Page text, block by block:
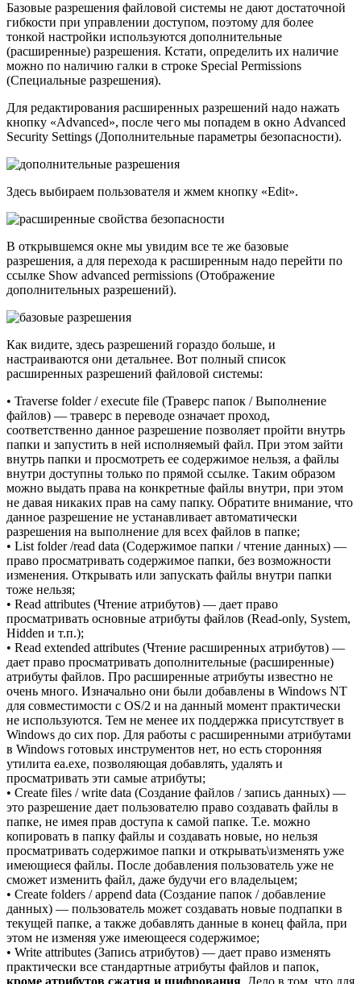
Базовые разрешения файловой системы не дают достаточной
гибкости при управлении доступом, поэтому для более
тонкой настройки используются дополнительные
(расширенные) разрешения. Кстати, определить их наличие
можно по наличию галки в строке Special Permissions
(Специальные разрешения).
Для редактирования расширенных разрешений надо нажать
кнопку «Advanced», после чего мы попадем в окно Advanced
Security Settings (Дополнительные параметры безопасности).
Здесь выбираем пользователя и жмем кнопку «Edit».
В открывшемся окне мы увидим все те же базовые
разрешения, а для перехода к расширенным надо перейти по
ссылке Show advanced permissions (Отображение
дополнительных разрешений).
Как видите, здесь разрешений гораздо больше, и
настраиваются они детальнее. Вот полный список
расширенных разрешений файловой системы:
• Traverse folder / execute file (Траверс папок / Выполнение
файлов) — траверс в переводе означает проход,
соответственно данное разрешение позволяет пройти внутрь
папки и запустить в ней исполняемый файл. При этом зайти
внутрь папки и просмотреть ее содержимое нельзя, а файлы
внутри доступны только по прямой ссылке. Таким образом
можно выдать права на конкретные файлы внутри, при этом
не давая никаких прав на саму папку. Обратите внимание, что
данное разрешение не устанавливает автоматически
разрешения на выполнение для всех файлов в папке;
• List folder /read data (Содержимое папки / чтение данных) —
право просматривать содержимое папки, без возможности
изменения. Открывать или запускать файлы внутри папки
тоже нельзя;
• Read attributes (Чтение атрибутов) — дает право
просматривать основные атрибуты файлов (Read-only, System,
Hidden и т.п.);
• Read extended attributes (Чтение расширенных атрибутов) —
дает право просматривать дополнительные (расширенные)
атрибуты файлов. Про расширенные атрибуты известно не
очень много. Изначально они были добавлены в Windows NT
для совместимости с OS/2 и на данный момент практически
не используются. Тем не менее их поддержка присутствует в
Windows до сих пор. Для работы с расширенными атрибутами
в Windows готовых инструментов нет, но есть сторонняя
утилита ea.exe, позволяющая добавлять, удалять и
просматривать эти самые атрибуты;
• Create files / write data (Создание файлов / запись данных) —
это разрешение дает пользователю право создавать файлы в
папке, не имея прав доступа к самой папке. Т.е. можно
копировать в папку файлы и создавать новые, но нельзя
просматривать содержимое папки и открывать\изменять уже
имеющиеся файлы. После добавления пользователь уже не
сможет изменить файл, даже будучи его владельцем;
• Create folders / append data (Создание папок / добавление
данных) — пользователь может создавать новые подпапки в
текущей папке, а также добавлять данные в конец файла, при
этом не изменяя уже имеющееся содержимое;
• Write attributes (Запись атрибутов) — дает право изменять
практически все стандартные атрибуты файлов и папок,